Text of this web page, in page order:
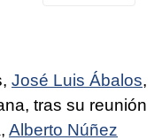
José Luis Ábalos,
tras su reunión
Alberto Núñez